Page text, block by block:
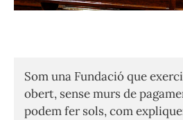
Som una Fundació que
obert, sense murs de
podem fer sols, com